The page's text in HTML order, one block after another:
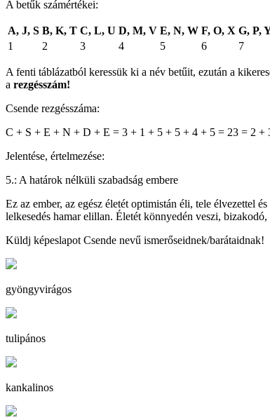
A betűk számértékei:
A, J, S B, K, T C, L, U D, M, V E, N, W F, O, X G, P,
1
2 3 4 5 6 7
A fenti táblázatból keressük ki a név betűit, ezután a
a rezgésszám!
Csende rezgésszáma:
C + S + E + N + D + E = 3 + 1 + 5 + 5 + 4 + 5 = 23 = 2 +
Jelentése, értelmezése:
5.: A határok nélküli szabadság embere
Ez az ember, az egész életét optimistán éli, tele élvezettel
lelkesedés hamar elillan. Életét könnyedén veszi,
Küldj képeslapot Csende nevű ismerőseidnek/barátaidnak!
gyöngyvirágos
tulipános
kankalinos